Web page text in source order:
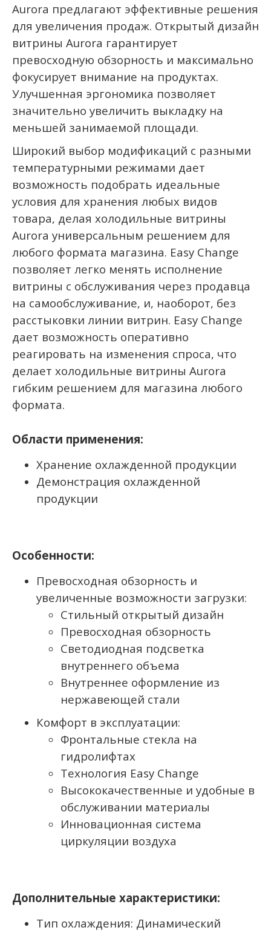
Aurora предлагают эффективные решения
для увеличения продаж. Открытый дизайн
витрины Aurora гарантирует
превосходную обзорность и максимально
фокусирует внимание на продуктах.
Улучшенная эргономика позволяет
значительно увеличить выкладку на
меньшей занимаемой площади.
Широкий выбор модификаций с разными
температурными режимами дает
возможность подобрать идеальные
условия для хранения любых видов
товара, делая холодильные витрины
Aurora универсальным решением для
любого формата магазина. Easy Change
позволяет легко менять исполнение
витрины с обслуживания через продавца
на самообслуживание, и, наоборот, без
расстыковки линии витрин. Easy Change
дает возможность оперативно
реагировать на изменения спроса, что
делает холодильные витрины Aurora
гибким решением для магазина любого
формата.
Области применения:
Хранение охлажденной продукции
Демонстрация охлажденной
продукции
Особенности:
Превосходная обзорность и
увеличенные возможности загрузки:
Стильный открытый дизайн
Превосходная обзорность
Светодиодная подсветка
внутреннего объема
Внутреннее оформление из
нержавеющей стали
Комфорт в эксплуатации:
Фронтальные стекла на
гидролифтах
Технология Easy Change
Высококачественные и удобные в
обслуживании материалы
Инновационная система
циркуляции воздуха
Дополнительные характеристики:
Тип охлаждения: Динамический